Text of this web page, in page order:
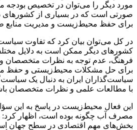
مورد دیگر را می‌توان در تخصیص بودجه
صورتی است که در بسیاری از کشورهای
برای حفظ محیط‌زیست و مدیریت منابع
در کل می‌توان بیان کرد که تفاوت
کشورهای دیگر ممکن است به دلایل
فرهنگ، عدم توجه به نظرات متخصصان و
برای حل مشکلات محیط‌زیستی و حفظ
سیاست‌گذاران ایران به دنبال یک
با مطالعات علمی و نظرات متخصصان
این فعال محیط‌زیست در پاسخ به این
مصرف آب چگونه بوده است، اظهار
بخش‌های مهم اقتصادی در سطح جهان